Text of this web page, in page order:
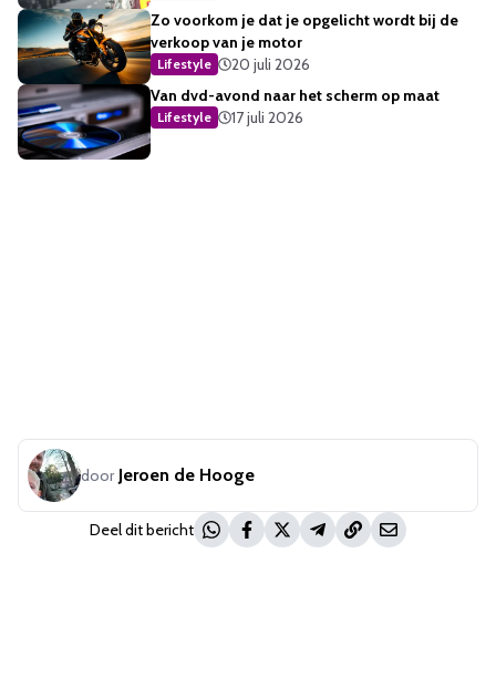
Zo voorkom je dat je opgelicht wordt bij de
verkoop van je motor
Lifestyle
20 juli 2026
Van dvd-avond naar het scherm op maat
Lifestyle 17 juli 2026
door Jeroen de Hooge
Deel dit bericht